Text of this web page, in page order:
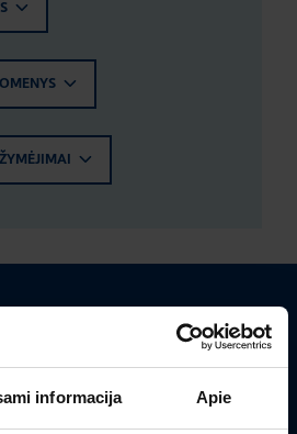
informacija Apie
Susisiekite